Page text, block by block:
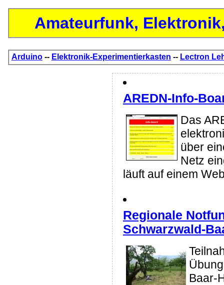
Amateurfunk,
Arduino-- Elektronik-Experimentierkasten -- Lectron
AREDN-Info-
Das
über
Netz
läuft auf einem
Regionale
Schwarzwald-
Baar-